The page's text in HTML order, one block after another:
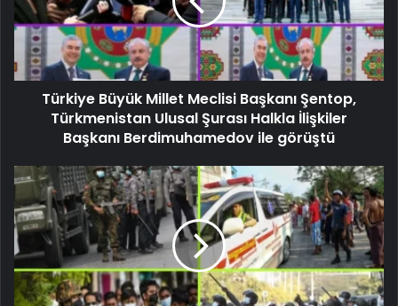
Türkiye Büyük Millet Meclisi Başkanı Şentop,
Türkmenistan Ulusal Şurası Halkla İlişkiler
Başkanı Berdimuhamedov ile görüştü